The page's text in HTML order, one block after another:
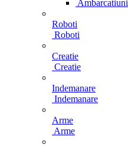
Ambarcatiuni
Roboti
Roboti
Creatie
Creatie
Indemanare
Indemanare
Arme
Arme